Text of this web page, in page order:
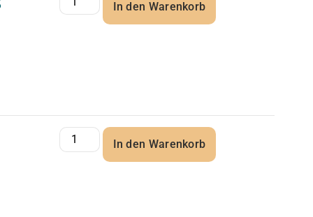
In den Warenkorb
In den Warenkorb